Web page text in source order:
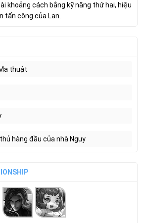
khoảng cách bằng kỹ năng thứ hai, hiệu
tấn công của Lan.
thuật
hàng đầu của nhà Ngụy